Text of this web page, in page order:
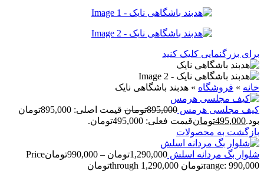
برای بزرگنمایی کلیک کنید
خانه » فروشگاه » هدبند باشگاهی نایک
کیف مجلسی هرمس 895,000تومان
قیمت اصلی: 895,000تومان
بود.495,000تومانقیمت فعلی: 495,000تومان.
بازگشت به محصولات
شلوار بگ مردانه اسلش 1,290,000تومان –
990,000تومانPrice
range: 990,000تومان through 1,290,000تومان